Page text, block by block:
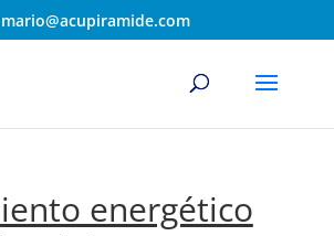
mario@acupiramide.com
energético